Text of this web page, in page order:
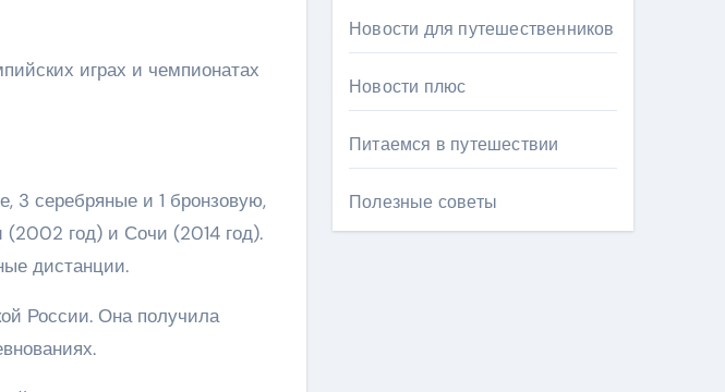
играх и чемпионатах
3 серебряные и 1 бронзовую,
(2002 год) и Сочи (2014 год).
дистанции.
России. Она получила
Новости для путешественников
Новости плюс
Питаемся в путешествии
Полезные советы